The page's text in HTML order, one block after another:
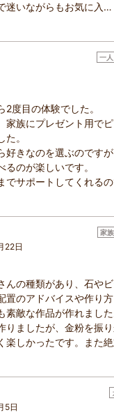
迷いながらもお気に入り
でもできるのも魅力でし
たくなりました。
ケラを繋ぐ金継ぎアクセサ
のカケラの金継ぎアクセサ
、カップルで、お一人様も
◎
投稿時と異なる場合があります。
一人
度目の体験でした。
家族にプレゼント用で
。
好きなのを選ぶのです
のが楽しいです。
でサポートしてくれる
ケラから作る金継ぎアクセ
器のカケラの金継ぎアクセ
で、カップルで、お一人様
◎
投稿時と異なる場合があります。
確認ください。
家族
22日
んの種類があり、石や
置のアドバイスや作り
素敵な作品が作れまし
りましたが、金粉を振
楽しかったです。また絶
5日